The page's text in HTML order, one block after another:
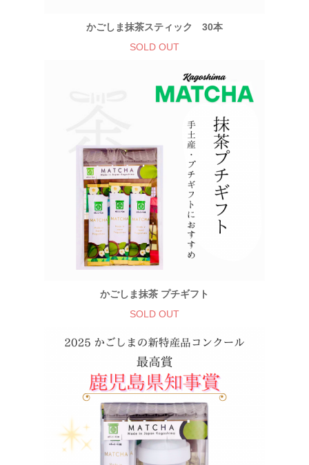
かごしま抹茶スティック 30本
SOLD OUT
かごしま抹茶 プチギフト
SOLD OUT